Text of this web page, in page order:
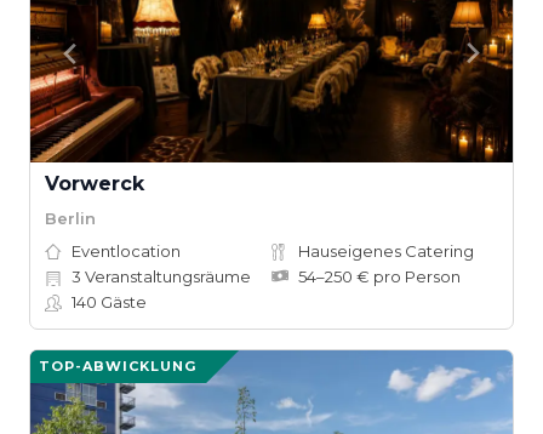
Vorwerck
Berlin
Eventlocation
Hauseigenes Catering
3 Veranstaltungsräume
54–250 € pro Person
140 Gäste
TOP-ABWICKLUNG